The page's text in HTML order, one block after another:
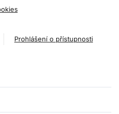
Prohlášení o přístupnosti